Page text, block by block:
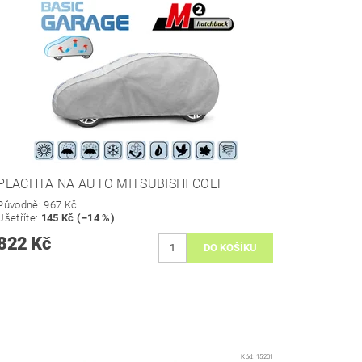
NA AUTO MITSUBISHI COLT
967 Kč
: 145 Kč (–14 %)
Kč
Kód: 15201